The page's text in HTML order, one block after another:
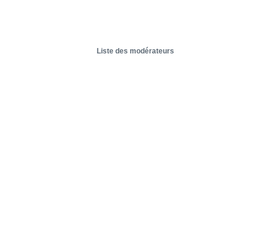
Liste des modérateurs